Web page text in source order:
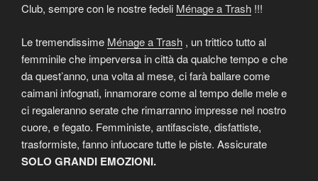
Club, sempre con le nostre fedeli Ménage a Trash !!!
Le tremendissime Ménage a Trash , un trittico tutto al
femminile che imperversa in città da qualche tempo e che
da quest’anno, una volta al mese, ci farà ballare come
caimani infognati, innamorare come al tempo delle mele e
ci regaleranno serate che rimarranno impresse nel nostro
cuore, e fegato. Femministe, antifasciste, disfattiste,
trasformiste, fanno infuocare tutte le piste. Assicurate
SOLO GRANDI EMOZIONI.